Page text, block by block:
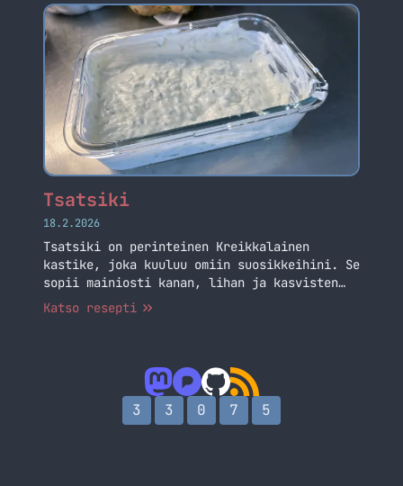
Tsatsiki
18.2.2026
Tsatsiki on perinteinen Kreikkalainen
kastike, joka kuuluu omiin suosikkeihini. Se
sopii mainiosti kanan, lihan ja kasvisten
kanssa eli aika yleiskäyttöinen kastike.
Tämä ohje on, kuin suoraan Kreikassa.
Katso resepti
3 3 0 7 5